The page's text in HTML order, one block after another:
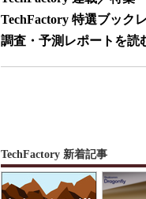
TechFactory 特選ブック
調査・予測レポートを読
TechFactory 新着記事